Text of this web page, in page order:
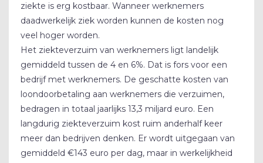
ziekte is erg kostbaar. Wanneer werknemers
daadwerkelijk ziek worden kunnen de kosten nog
veel hoger worden.
Het ziekteverzuim van werknemers ligt landelijk
gemiddeld tussen de 4 en 6%. Dat is fors voor een
bedrijf met werknemers. De geschatte kosten van
loondoorbetaling aan werknemers die verzuimen,
bedragen in totaal jaarlijks 13,3 miljard euro. Een
langdurig ziekteverzuim kost ruim anderhalf keer
meer dan bedrijven denken. Er wordt uitgegaan van
gemiddeld €143 euro per dag, maar in werkelijkheid